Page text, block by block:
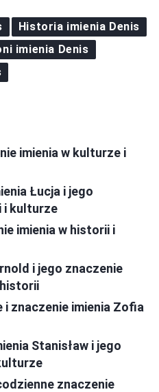
Historia imienia Denis
imienia Denis
imienia w kulturze i
Łucja i jego
i kulturze
imienia w historii i
i jego znaczenie
i znaczenie imienia Zofia
Stanisław i jego
znaczenie